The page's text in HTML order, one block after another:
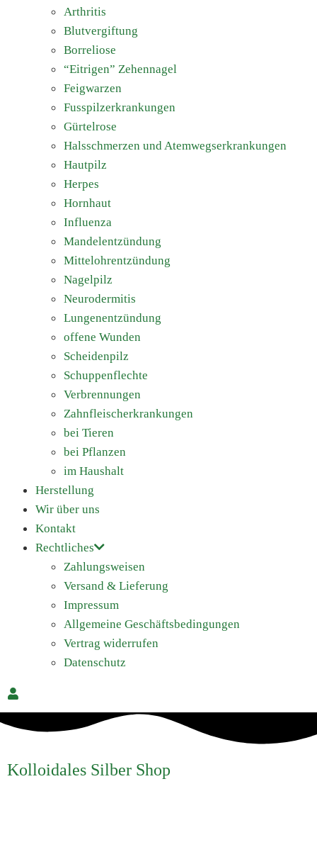
Arthritis
Blutvergiftung
Borreliose
“Eitrigen” Zehennagel
Feigwarzen
Fusspilzerkrankungen
Gürtelrose
Halsschmerzen und Atemwegserkrankungen
Hautpilz
Herpes
Hornhaut
Influenza
Mandelentzündung
Mittelohrentzündung
Nagelpilz
Neurodermitis
Lungenentzündung
offene Wunden
Scheidenpilz
Schuppenflechte
Verbrennungen
Zahnfleischerkrankungen
bei Tieren
bei Pflanzen
im Haushalt
Herstellung
Wir über uns
Kontakt
Rechtliches
Zahlungsweisen
Versand & Lieferung
Impressum
Allgemeine Geschäftsbedingungen
Vertrag widerrufen
Datenschutz
Kolloidales Silber Shop